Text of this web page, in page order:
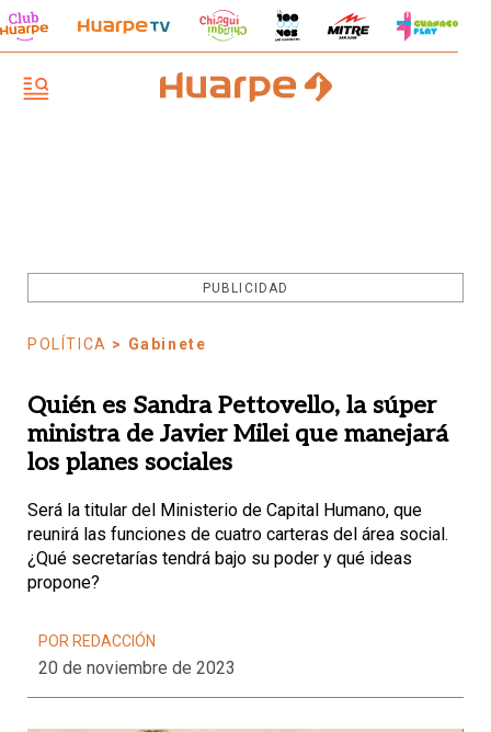
PUBLICIDAD
POLÍTICA > Gabinete
Quién es Sandra Pettovello, la súper
ministra de Javier Milei que manejará
los planes sociales
Será la titular del Ministerio de Capital Humano, que
reunirá las funciones de cuatro carteras del área social.
¿Qué secretarías tendrá bajo su poder y qué ideas
propone?
POR REDACCIÓN
20 de noviembre de 2023